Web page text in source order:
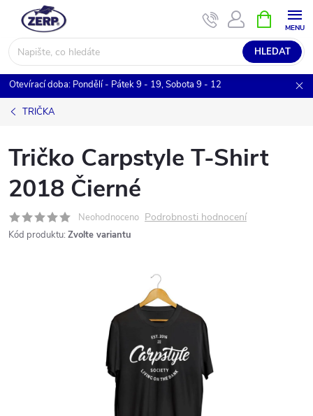
obsah
HLEDAT
NÁKUPNÍ
KOŠÍK
Otevírací doba: Pondělí - Pátek 9 - 19, Sobota 9 - 12
TRIČKA
Tričko Carpstyle T-Shirt
2018 Čierné
Neohodnoceno Podrobnosti hodnocení
Kód produktu: Zvolte variantu